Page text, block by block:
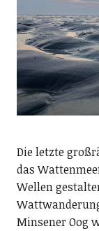
Die letzte
das
Wellen
Minsener Oog